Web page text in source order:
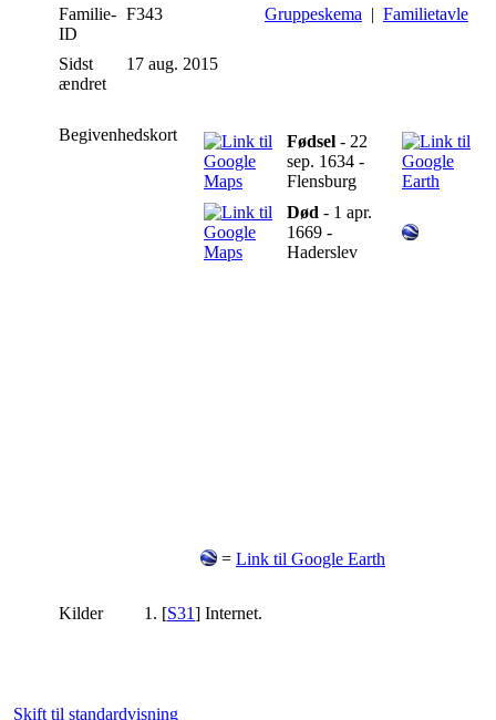
Familie-
ID
F343 Gruppeskema | Familietavle
Sidst
ændret
17 aug. 2015
Begivenhedskort Fødsel - 22
sep. 1634 -
Flensburg
Død - 1 apr.
1669 -
Haderslev
= Link til Google Earth
Kilder [S31] Internet.
Skift til standardvisning